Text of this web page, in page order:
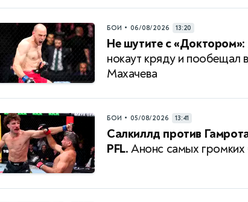
БОИ • 06/08/2026 13:20
Не шутите с «Доктором»:
нокаут кряду и пообещал
Махачева
БОИ • 05/08/2026 13:41
Салкиллд против
PFL. Анонс самых громких